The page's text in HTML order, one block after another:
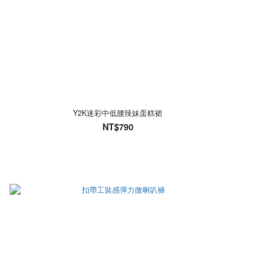
Y2K迷彩中低腰辣妹蛋糕裙
NT$790